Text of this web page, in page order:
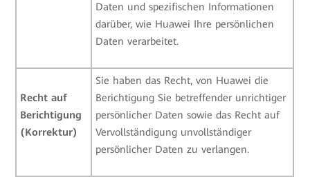
Daten und spezifischen Informationen
darüber, wie Huawei Ihre persönlichen
Daten verarbeitet.
Recht auf
Berichtigung
(Korrektur)
Sie haben das Recht, von Huawei die
Berichtigung Sie betreffender unrichtiger
persönlicher Daten sowie das Recht auf
Vervollständigung unvollständiger
persönlicher Daten zu verlangen.